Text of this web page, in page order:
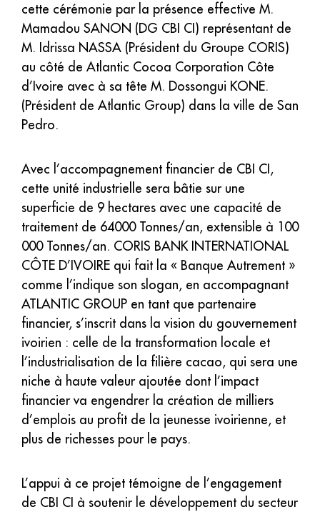
cette cérémonie par la présence effective M.
Mamadou SANON (DG CBI CI) représentant de
M. Idrissa NASSA (Président du Groupe CORIS)
au côté de Atlantic Cocoa Corporation Côte
d’Ivoire avec à sa tête M. Dossongui KONE.
(Président de Atlantic Group) dans la ville de San
Pedro.
Avec l’accompagnement financier de CBI CI,
cette unité industrielle sera bâtie sur une
superficie de 9 hectares avec une capacité de
traitement de 64000 Tonnes/an, extensible à 100
000 Tonnes/an. CORIS BANK INTERNATIONAL
CÔTE D’IVOIRE qui fait la « Banque Autrement »
comme l’indique son slogan, en accompagnant
ATLANTIC GROUP en tant que partenaire
financier, s’inscrit dans la vision du gouvernement
ivoirien : celle de la transformation locale et
l’industrialisation de la filière cacao, qui sera une
niche à haute valeur ajoutée dont l’impact
financier va engendrer la création de milliers
d’emplois au profit de la jeunesse ivoirienne, et
plus de richesses pour le pays.
L’appui à ce projet témoigne de l’engagement
de CBI CI à soutenir le développement du secteur